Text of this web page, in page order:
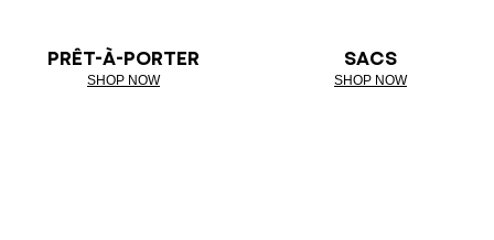
PRÊT-À-PORTER
SHOP NOW
SACS
SHOP NOW